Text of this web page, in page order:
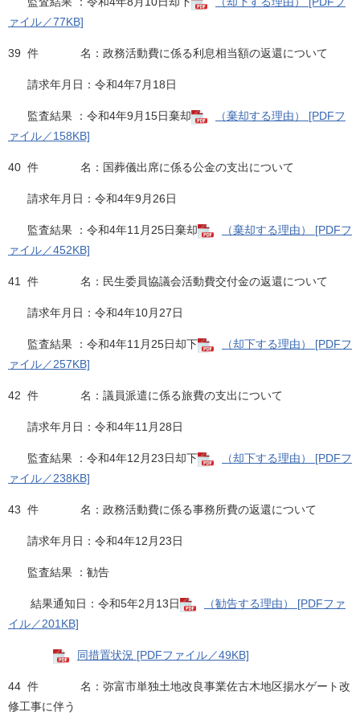
ァイル／77KB]
39 件 名：政務活動費に係る利息相当額の返還について
請求年月日：令和4年7月18日
監査結果 ：令和4年9月15日棄却
​（棄却する理由） [PDFフ
ァイル／158KB]
40 件 名：国葬儀出席に係る公金の支出について
請求年月日：令和4年9月26日
監査結果 ：令和4年11月25日棄却
（棄却する理由） [PDFフ
ァイル／452KB]
41 件 名：民生委員協議会活動費交付金の返還について
請求年月日：令和4年10月27日
監査結果 ：令和4年11月25日却下
（却下する理由） [PDFフ
ァイル／257KB]
42 件 名：議員派遣に係る旅費の支出について
請求年月日：令和4年11月28日
監査結果 ：令和4年12月23日却下
（却下する理由） [PDFフ
ァイル／238KB]
43 件 名：政務活動費に係る事務所費の返還について
請求年月日：令和4年12月23日
監査結果 ：勧告
結果通知日：令和5年2月13日
（勧告する理由） [PDFファ
イル／201KB]
同措置状況 [PDFファイル／49KB]
44 件 名：弥富市単独土地改良事業佐古木地区揚水ゲート改
修工事に伴う